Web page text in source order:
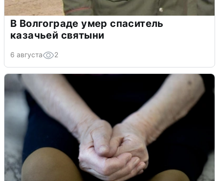
В Волгограде умер спаситель
казачьей святыни
6 августа 2